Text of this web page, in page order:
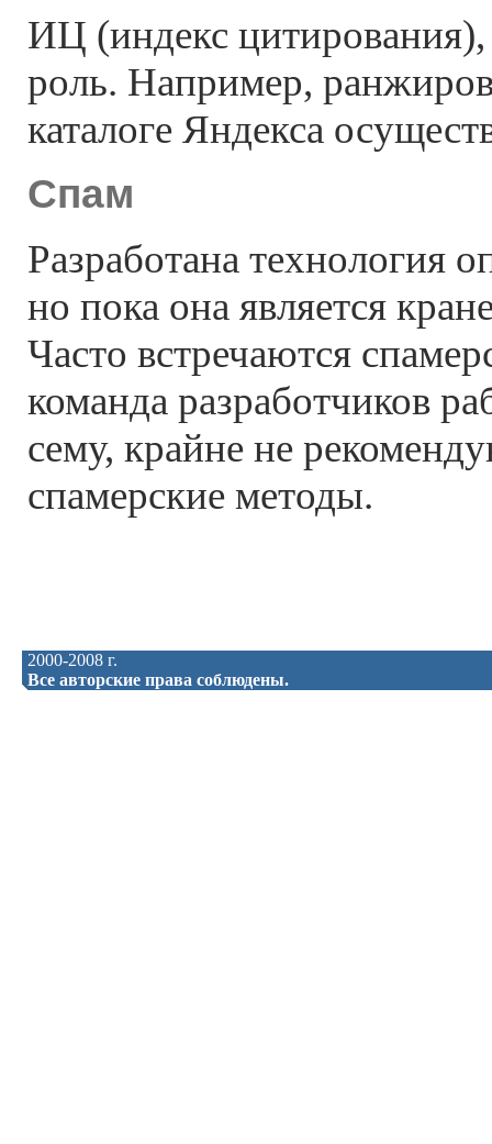
ИЦ (индекс
роль. Например,
каталоге Яндекса
Спам
Разработана технология
но пока она является
Часто встречаются
команда разработчиков
сему, крайне не
спамерские методы.
2000-2008 г.
Все авторские права соблюдены.